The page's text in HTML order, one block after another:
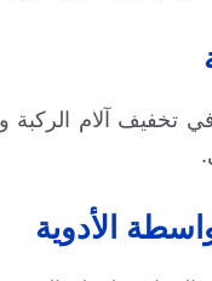
تخفيف آلام
الأدوية